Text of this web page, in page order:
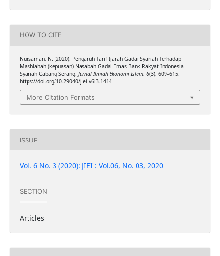
HOW TO CITE
Nursaman, N. (2020). Pengaruh Tarif Ijarah Gadai Syariah Terhadap
Mashlahah (kepuasan) Nasabah Gadai Emas Bank Rakyat Indonesia
Syariah Cabang Serang. Jurnal Ilmiah Ekonomi Islam, 6(3), 609–615.
https://doi.org/10.29040/jiei.v6i3.1414
More Citation Formats
ISSUE
Vol. 6 No. 3 (2020): JIEI : Vol.06, No. 03, 2020
SECTION
Articles